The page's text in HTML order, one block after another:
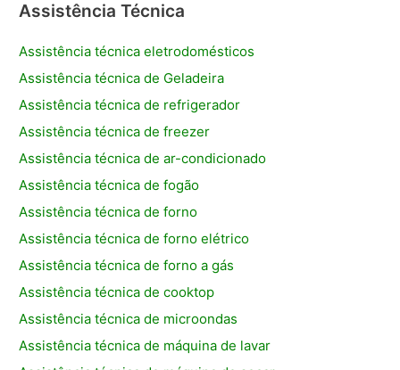
Assistência Técnica
Assistência técnica eletrodomésticos
Assistência técnica de Geladeira
Assistência técnica de refrigerador
Assistência técnica de freezer
Assistência técnica de ar-condicionado
Assistência técnica de fogão
Assistência técnica de forno
Assistência técnica de forno elétrico
Assistência técnica de forno a gás
Assistência técnica de cooktop
Assistência técnica de microondas
Assistência técnica de máquina de lavar